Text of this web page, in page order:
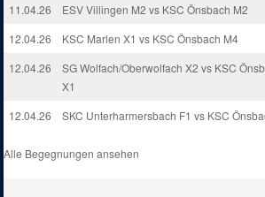
11.04.26 ESV Villingen M2 vs KSC Önsbach M2
12.04.26
KSC Marlen X1 vs KSC Önsbach M4
12.04.26
SG Wolfach/Oberwolfach X2 vs KSC
X1
12.04.26 SKC Unterharmersbach F1 vs KSC
Alle Begegnungen ansehen